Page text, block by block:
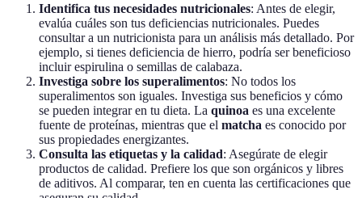
Identifica tus necesidades nutricionales: Antes de elegir,
evalúa cuáles son tus deficiencias nutricionales. Puedes
consultar a un nutricionista para un análisis más detallado. Por
ejemplo, si tienes deficiencia de hierro, podría ser beneficioso
incluir espirulina o semillas de calabaza.
Investiga sobre los superalimentos: No todos los
superalimentos son iguales. Investiga sus beneficios y cómo
se pueden integrar en tu dieta. La quinoa es una excelente
fuente de proteínas, mientras que el matcha es conocido por
sus propiedades energizantes.
Consulta las etiquetas y la calidad: Asegúrate de elegir
productos de calidad. Prefiere los que son orgánicos y libres
de aditivos. Al comparar, ten en cuenta las certificaciones que